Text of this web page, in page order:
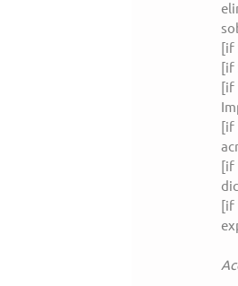
[if
[if
[if
[if
[if
[if